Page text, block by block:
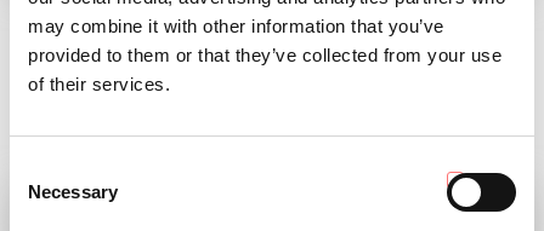
may combine it with other information that you’ve
provided to them or that they’ve collected from your use
of their services.
Selection
Necessary
per il progetto LIFE
ATENA
Il progetto LIFE ATENA compie un
GAMMA DI
SUPERCOMPATTI
LEGGI